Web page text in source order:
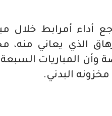
أداء أمرابط خلال
الذي يعاني
وأن المباريات
البدني.